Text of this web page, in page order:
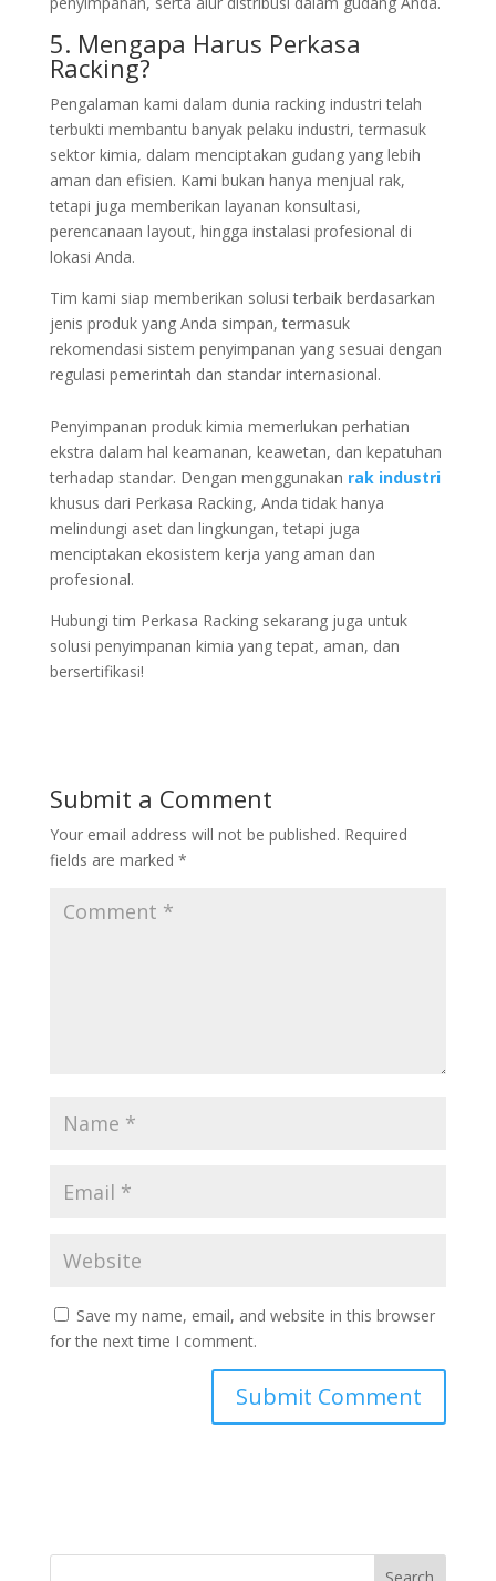
5. Mengapa Harus Perkasa
Racking?
Pengalaman kami dalam dunia racking industri telah
terbukti membantu banyak pelaku industri, termasuk
sektor kimia, dalam menciptakan gudang yang lebih
aman dan efisien. Kami bukan hanya menjual rak,
tetapi juga memberikan layanan konsultasi,
perencanaan layout, hingga instalasi profesional di
lokasi Anda.
Tim kami siap memberikan solusi terbaik berdasarkan
jenis produk yang Anda simpan, termasuk
rekomendasi sistem penyimpanan yang sesuai dengan
regulasi pemerintah dan standar internasional.
Penyimpanan produk kimia memerlukan perhatian
ekstra dalam hal keamanan, keawetan, dan kepatuhan
terhadap standar. Dengan menggunakan rak industri
khusus dari Perkasa Racking, Anda tidak hanya
melindungi aset dan lingkungan, tetapi juga
menciptakan ekosistem kerja yang aman dan
profesional.
Hubungi tim Perkasa Racking sekarang juga untuk
solusi penyimpanan kimia yang tepat, aman, dan
bersertifikasi!
Submit a Comment
Your email address will not be published. Required
fields are marked *
Save my name, email, and website in this browser
for the next time I comment.
Search